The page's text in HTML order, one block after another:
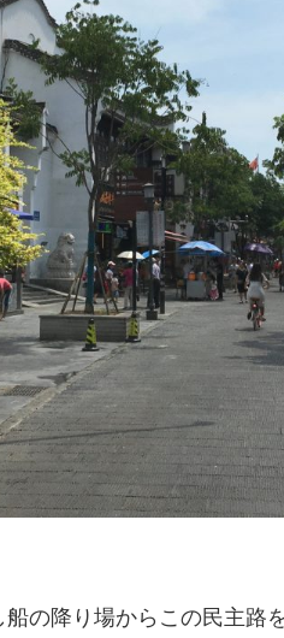
の降り場からこの民主路